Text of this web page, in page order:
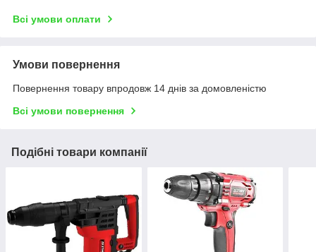
Всі умови оплати
Умови повернення
Повернення товару впродовж 14 днів за домовленістю
Всі умови повернення
Подібні товари компанії